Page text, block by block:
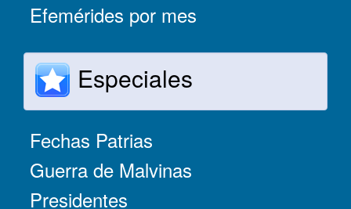
Efemérides por mes
Especiales
Fechas Patrias
Guerra de Malvinas
Presidentes